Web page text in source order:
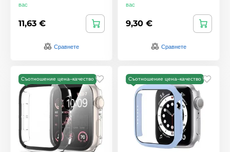
вас
11,63 €
Сравнете
вас
9,30 €
Сравнете
Съотношение цена–качество Съотношение цена–качество